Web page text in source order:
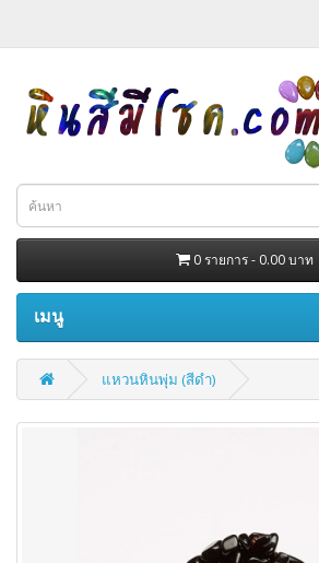
0 รายการ - 0.00 บาท
เมนู
แหวนหินพุ่ม (สีดำ)